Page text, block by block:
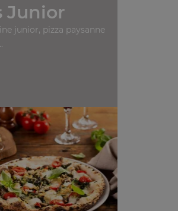
Junior
junior, pizza paysanne